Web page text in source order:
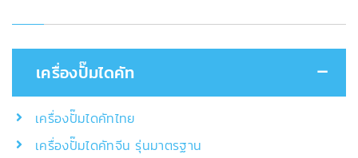
เครื่องปั๊มไดคัท
เครื่องปั๊มไดคัทไทย
เครื่องปั๊มไดคัทจีน รุ่นมาตรฐาน